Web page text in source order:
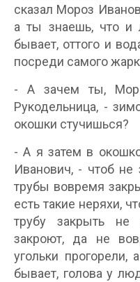
сказал Мороз
а ты знаешь, что и
бывает, оттого и
посреди самого
- А зачем ты,
Рукодельница, -
окошки стучишься?
- А я затем в
Иванович, - чтоб не
трубы вовремя
есть такие неряхи,
трубу закрыть
закроют, да не
угольки прогорели,
бывает, голова у